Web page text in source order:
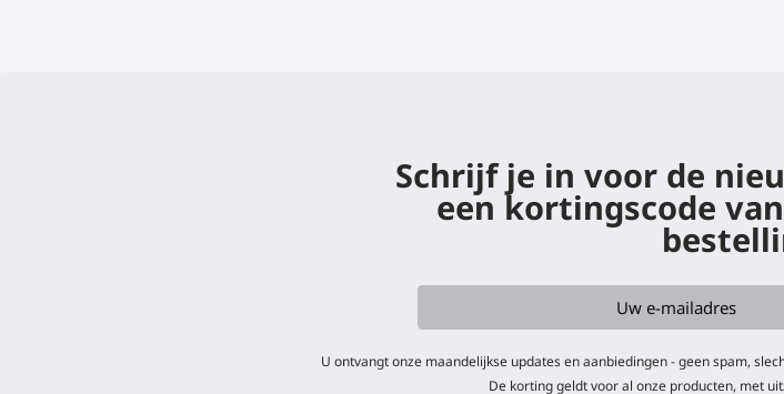
Schrijf je in voor de
een kortingscode
U ontvangt onze maandelijkse updates en aanbiedingen - geen spam,
De korting geldt voor al onze producten, met